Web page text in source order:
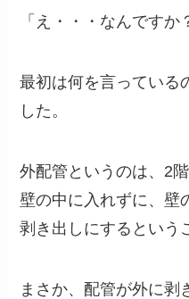
「え・・・なんですか
最初は何を言っている
した。
外配管というのは、2
壁の中に入れずに、壁
剥き出しにするという
まさか、配管が外に剥